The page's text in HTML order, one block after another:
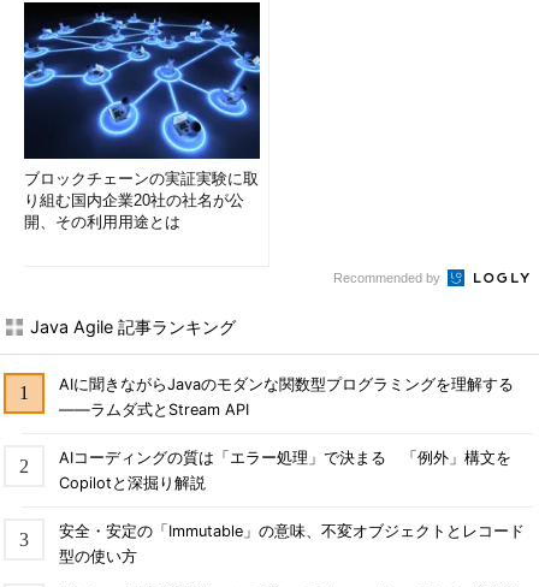
ブロックチェーンの実証実験に取
り組む国内企業20社の社名が公
開、その利用用途とは
Recommended by
Java Agile 記事ランキング
AIに聞きながらJavaのモダンな関数型プログラミングを理解する
――ラムダ式とStream API
AIコーディングの質は「エラー処理」で決まる 「例外」構文を
Copilotと深掘り解説
安全・安定の「Immutable」の意味、不変オブジェクトとレコード
型の使い方